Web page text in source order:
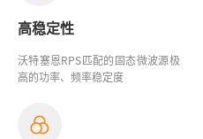
高稳定性
沃特塞恩RPS匹配的固态微波源极
高的功率、频率稳定度